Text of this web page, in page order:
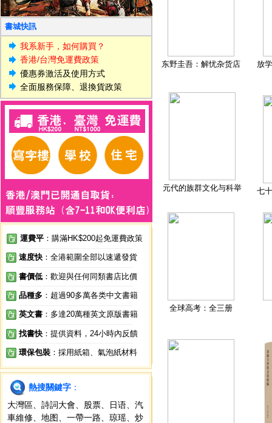
書城快訊
我系新手，如何購買？
香港/台灣免運費政策
優惠券激活及使用方式
全面服務保障、退換貨政策
運費平 ：購滿HK$200起免運費政策
速度快 ：全港範圍全部以速遞發貨
書價低 ：歡迎與任何同類書店比價
品種多 ：超過90多萬各类中文書籍
英文書 ：多達20萬種英文原版書籍
找書快 ：提供資料，24小時內反饋
環保包裝 ：採用紙箱、氣泡紙材料
熱搜關鍵字 ：
大灣區
詩詞大會 股票 日语
汽
車維修
地图 一帶一路 琼瑶
炒
东野圭吾：解忧杂货店 放
元代的族群文化与科举 七
全球高考：全三册